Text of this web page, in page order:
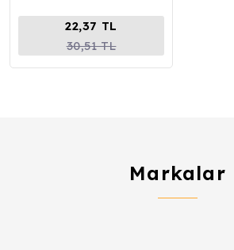
22,37 TL
30,51 TL
Markalar